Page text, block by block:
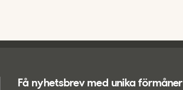
Få nyhetsbrev med unika förmåner